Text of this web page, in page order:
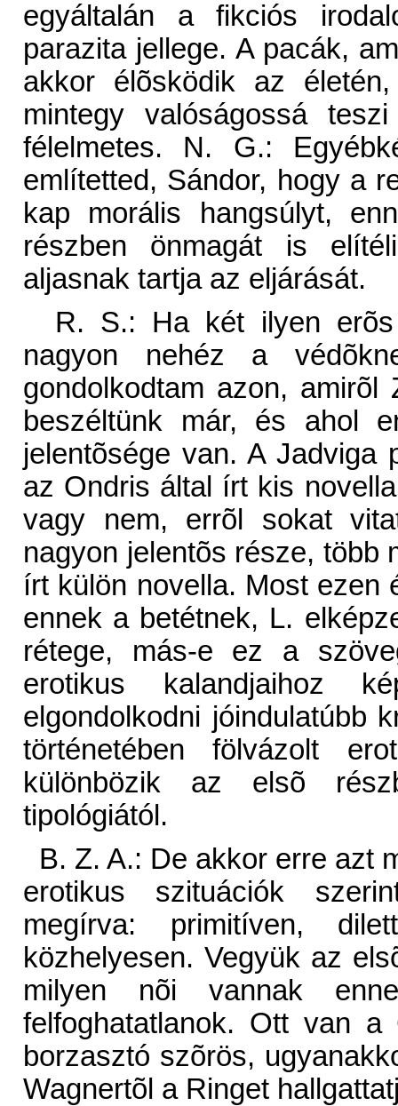
egyáltalán a fikciós
parazita jellege. A pacák,
akkor élõsködik az
mintegy valóságossá
félelmetes. N. G.:
említetted, Sándor, hogy a
kap morális hangsúlyt,
részben önmagát is
aljasnak tartja az eljárását.
R. S.: Ha két ilyen erõs
nagyon nehéz a
gondolkodtam azon, amirõl
beszéltünk már, és ahol
jelentõsége van. A Jadviga
az Ondris által írt kis
vagy nem, errõl sokat
nagyon jelentõs része, több
írt külön novella. Most ezen
ennek a betétnek, L.
rétege, más-e ez a
erotikus kalandjaihoz
elgondolkodni jóindulatúbb
történetében fölvázolt
különbözik az elsõ
tipológiától.
B. Z. A.: De akkor erre azt
erotikus szituációk
megírva: primitíven,
közhelyesen. Vegyük az
milyen nõi vannak
felfoghatatlanok. Ott van a
borzasztó szõrös,
Wagnertõl a Ringet